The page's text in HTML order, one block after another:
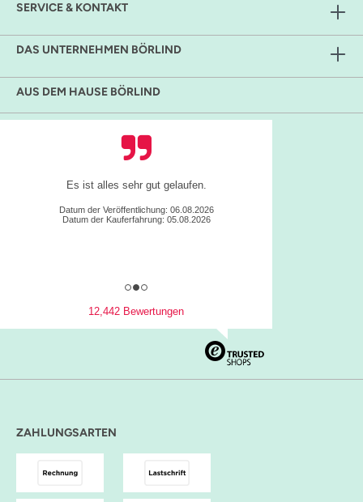
SERVICE & KONTAKT
DAS UNTERNEHMEN BÖRLIND
AUS DEM HAUSE BÖRLIND
Es ist alles sehr gut gelaufen.
Datum der Veröffentlichung: 06.08.2026
Datum der Kauferfahrung: 05.08.2026
12,442 Bewertungen
ZAHLUNGSARTEN